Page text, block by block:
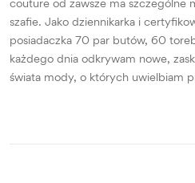
szafie. Jako dziennikarka i
posiadaczka 70 par butów, 60
każdego dnia odkrywam nowe,
świata mody, o których uwielbiam